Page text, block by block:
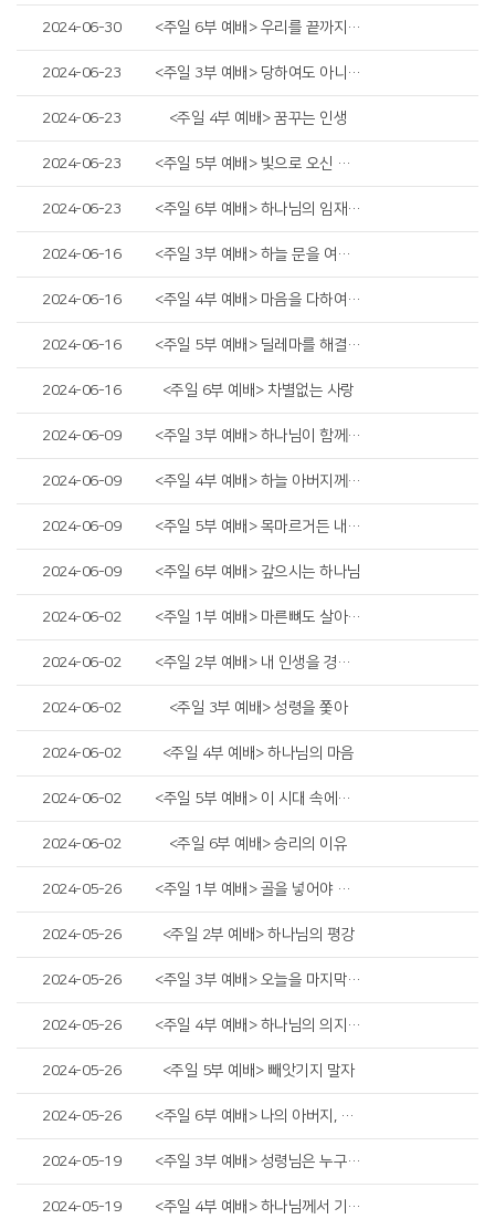
2024-06-30 <주일 6부 예배> 우리를 끝까지 만들어가시는 하나님
2024-06-23 <주일 3부 예배> 당하여도 아니하며
2024-06-23 <주일 4부 예배> 꿈꾸는 인생
2024-06-23 <주일 5부 예배> 빛으로 오신 예수님
2024-06-23 <주일 6부 예배> 하나님의 임재 회복
2024-06-16 <주일 3부 예배> 하늘 문을 여시는 하나님
2024-06-16 <주일 4부 예배> 마음을 다하여 야훼를 신뢰하기로 결심하기
2024-06-16 <주일 5부 예배> 딜레마를 해결하는 법
2024-06-16 <주일 6부 예배> 차별없는 사랑
2024-06-09 <주일 3부 예배> 하나님이 함께 하시면
2024-06-09 <주일 4부 예배> 하늘 아버지께서 구하는 자에게
2024-06-09 <주일 5부 예배> 목마르거든 내게로 와서 마시라
2024-06-09 <주일 6부 예배> 갚으시는 하나님
2024-06-02 <주일 1부 예배> 마른뼈도 살아난다
2024-06-02 <주일 2부 예배> 내 인생을 경작하고 지켜내야 합니다
2024-06-02 <주일 3부 예배> 성령을 쫓아
2024-06-02 <주일 4부 예배> 하나님의 마음
2024-06-02 <주일 5부 예배> 이 시대 속에서 예수님 따라가기
2024-06-02 <주일 6부 예배> 승리의 이유
2024-05-26 <주일 1부 예배> 골을 넣어야 이깁니다
2024-05-26 <주일 2부 예배> 하나님의 평강
2024-05-26 <주일 3부 예배> 오늘을 마지막으로 사는 그리스도인
2024-05-26 <주일 4부 예배> 하나님의 의지(GOD's Will)
2024-05-26 <주일 5부 예배> 빼앗기지 말자
2024-05-26 <주일 6부 예배> 나의 아버지, 나의 하나님
2024-05-19 <주일 3부 예배> 성령님은 누구이신가?
2024-05-19 <주일 4부 예배> 하나님께서 기뻐하시는 교회